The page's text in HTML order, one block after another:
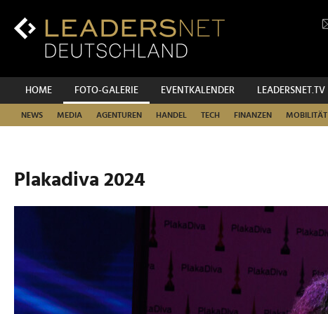
Inhalt
Hauptnavigation
HOME FOTO-GALERIE EVENTKALENDER LEADERSNET.TV
NEWS MEDIA AGENTUREN HANDEL TECH FINANZEN MOBILITÄT
Plakadiva 2024